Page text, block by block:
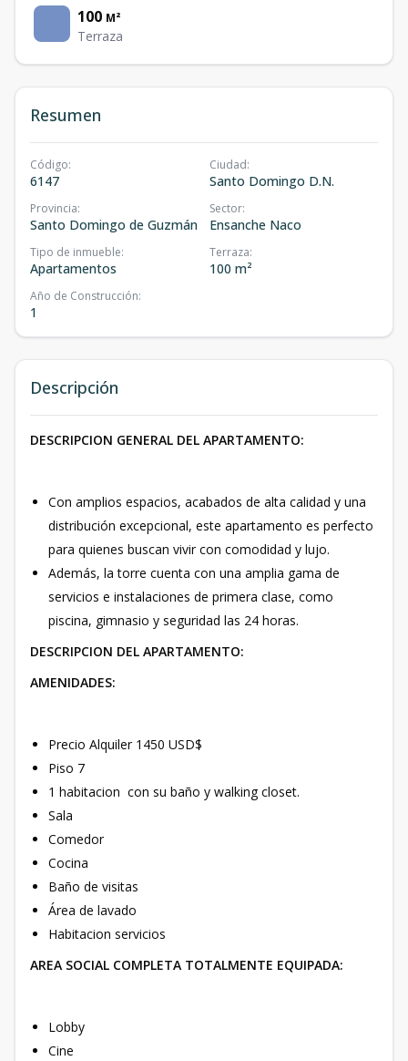
100 M²
Terraza
Resumen
Código:
6147
Ciudad:
Santo Domingo D.N.
Provincia:
Santo Domingo de Guzmán
Sector:
Ensanche Naco
Tipo de inmueble:
Apartamentos
Terraza:
100 m²
Año de Construcción:
1
Descripción
DESCRIPCION GENERAL DEL APARTAMENTO:
Con amplios espacios, acabados de alta calidad y una
distribución excepcional, este apartamento es perfecto
para quienes buscan vivir con comodidad y lujo.
Además, la torre cuenta con una amplia gama de
servicios e instalaciones de primera clase, como
piscina, gimnasio y seguridad las 24 horas.
DESCRIPCION DEL APARTAMENTO:
AMENIDADES:
Precio Alquiler 1450 USD$
Piso 7
1 habitacion con su baño y walking closet.
Sala
Comedor
Cocina
Baño de visitas
Área de lavado
Habitacion servicios
AREA SOCIAL COMPLETA TOTALMENTE EQUIPADA:
Lobby
Cine